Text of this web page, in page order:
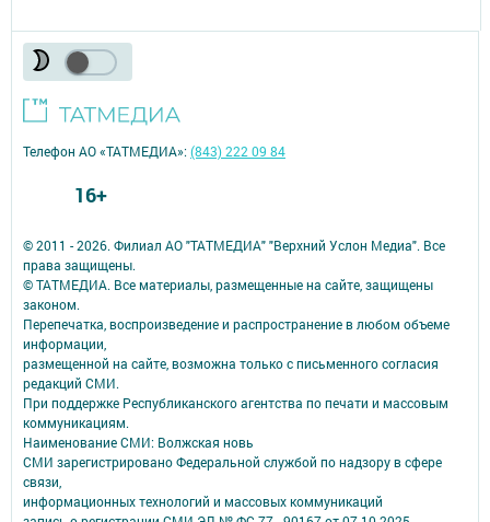
© 2011 - 2026. Филиал АО "ТАТМЕДИА" "Верхний Услон Медиа". Все
права защищены.
© ТАТМЕДИА. Все материалы, размещенные на сайте, защищены
законом.
Перепечатка, воспроизведение и распространение в любом объеме
информации,
размещенной на сайте, возможна только с письменного согласия
редакций СМИ.
При поддержке Республиканского агентства по печати и массовым
коммуникациям.
Наименование СМИ: Волжская новь
СМИ зарегистрировано Федеральной службой по надзору в сфере
связи,
информационных технологий и массовых коммуникаций
Телефон АО «ТАТМЕДИА»:(843) 222 09 84
16+